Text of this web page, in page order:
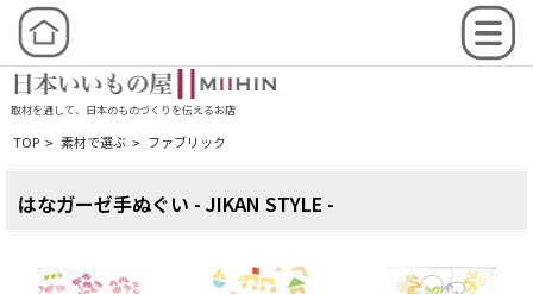
取材を通して、日本のものづくりを伝えるお店
TOP > 素材で選ぶ > ファブリック
はなガーゼ手ぬぐい - JIKAN STYLE -